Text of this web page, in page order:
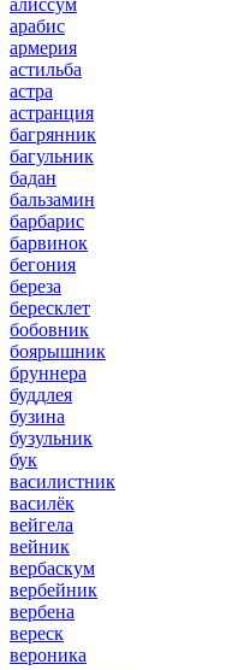
алиссум
арабис
армерия
астильба
астра
астранция
багрянник
багульник
бадан
бальзамин
барбарис
барвинок
бегония
береза
бересклет
бобовник
боярышник
бруннера
буддлея
бузина
бузульник
бук
василистник
василёк
вейгела
вейник
вербаскум
вербейник
вербена
вереск
вероника